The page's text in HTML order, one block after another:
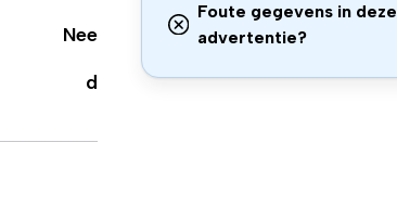
Nee
d
Foute gegevens in deze
advertentie?